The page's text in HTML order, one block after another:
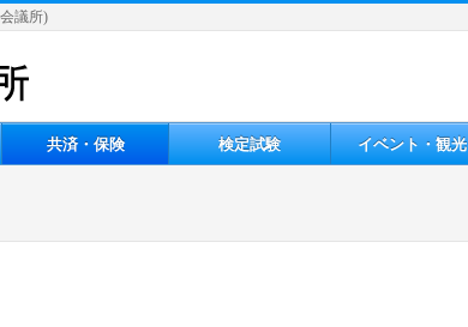
議所)
共済・保険 検定試験 イベント・観光